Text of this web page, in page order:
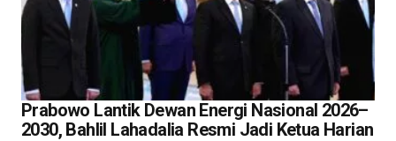
Prabowo Lantik Dewan Energi Nasional 2026–
2030, Bahlil Lahadalia Resmi Jadi Ketua Harian